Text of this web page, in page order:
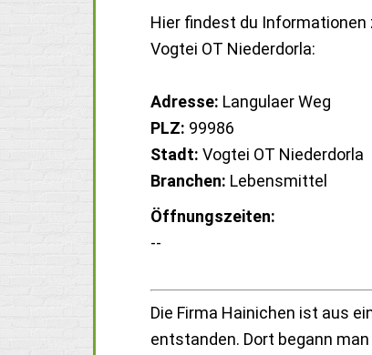
Hier findest du
Vogtei OT Niederdorla:
Adresse: Langulaer Weg
PLZ: 99986
Stadt: Vogtei OT Niederdorla
Branchen: Lebensmittel
Öffnungszeiten:
--
Die Firma Hainichen ist aus
entstanden. Dort begann